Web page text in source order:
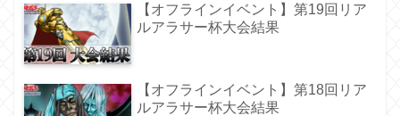
【オフラインイベント】第19回リア
ルアラサー杯大会結果
【オフラインイベント】第18回リア
ルアラサー杯大会結果